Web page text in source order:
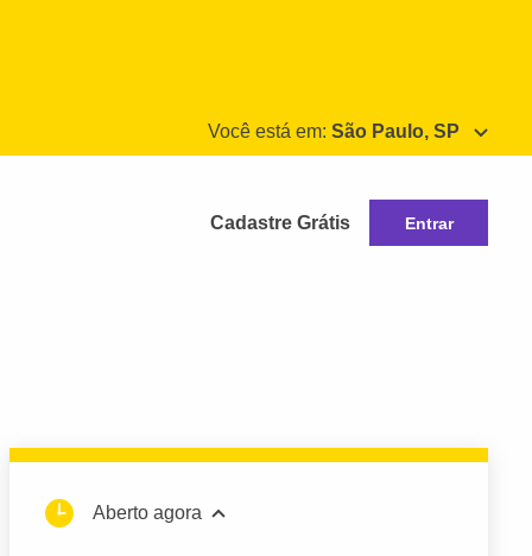
Você está em: São Paulo, SP
Cadastre Grátis Entrar
Aberto agora